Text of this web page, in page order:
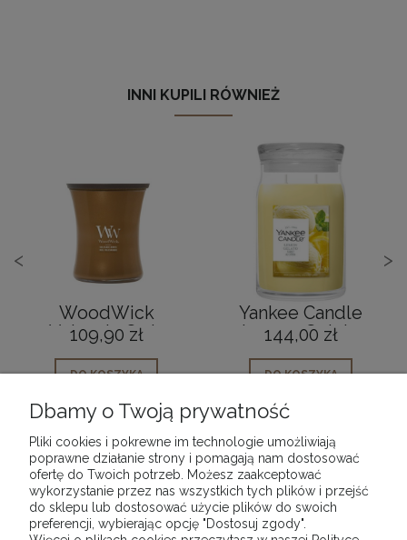
INNI KUPILI RÓWNIEŻ
<
WoodWick
Volcanic Orris
zapachowa
109,90 zł
DO KOSZYKA
Yankee Candle
Lemon Gelato
144,00 zł
DO KOSZYKA
>
POMOC
Dbamy o Twoją prywatność
Pliki cookies i pokrewne im technologie umożliwiają
poprawne działanie strony i pomagają nam dostosować
ofertę do Twoich potrzeb. Możesz zaakceptować
wykorzystanie przez nas wszystkich tych plików i przejść
do sklepu lub dostosować użycie plików do swoich
preferencji, wybierając opcję "Dostosuj zgody".